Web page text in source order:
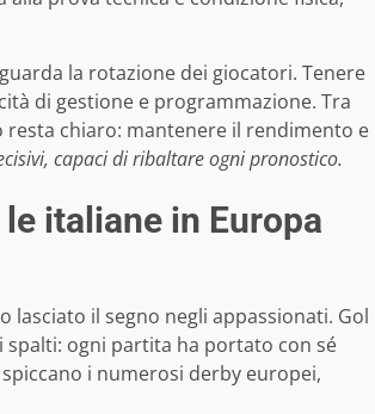
la rotazione dei giocatori. Tenere
di gestione e programmazione. Tra
resta chiaro: mantenere il rendimento e
capaci di ribaltare ogni pronostico.
italiane in Europa
lasciato il segno negli appassionati. Gol
ogni partita ha portato con sé
i numerosi derby europei,